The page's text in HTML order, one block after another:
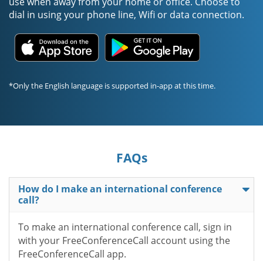
dial in using your phone line, Wifi or data connection.
*Only the English language is supported in-app at this time.
FAQs
How do I make an international conference
call?
To make an international conference call, sign in
with your FreeConferenceCall account using the
FreeConferenceCall app.